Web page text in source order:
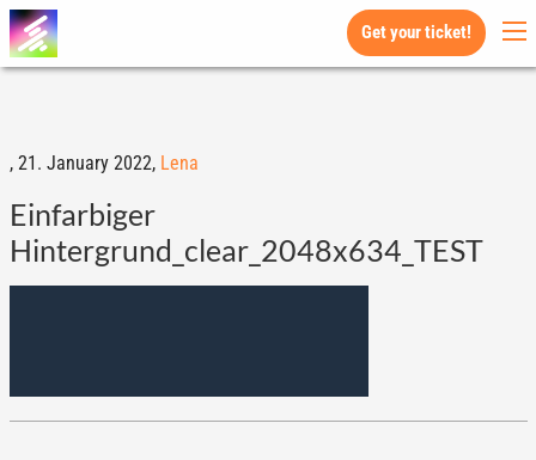
Get your ticket!
, 21. January 2022, Lena
Einfarbiger
Hintergrund_clear_2048x634_TEST